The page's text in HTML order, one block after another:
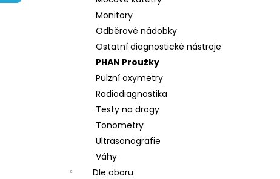
Monitory
Odběrové nádobky
Ostatní diagnostické nástroje
PHAN Proužky
Pulzní oxymetry
Radiodiagnostika
Testy na drogy
Tonometry
Ultrasonografie
Váhy
Dle oboru